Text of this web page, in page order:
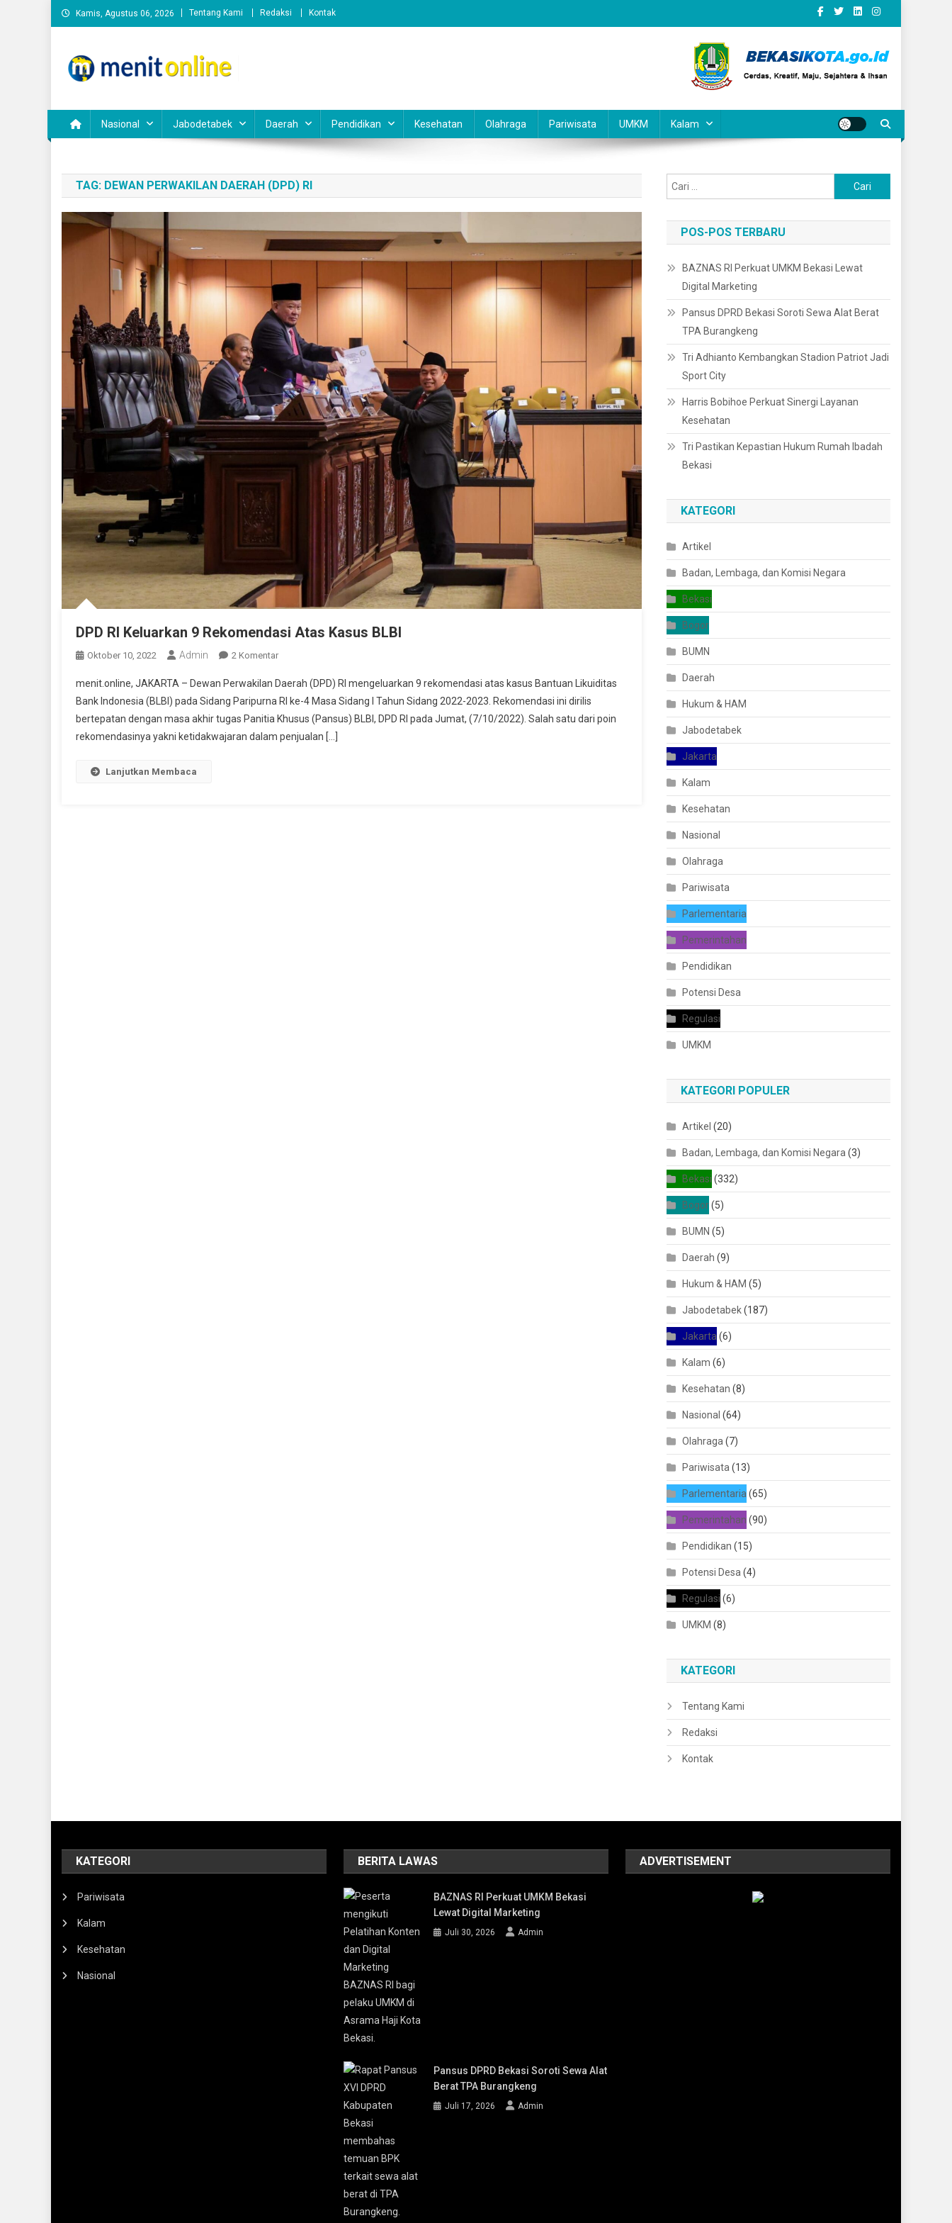
Skip
to
Kamis, Agustus 06, 2026 Tentang Kami Redaksi Kontak
Nasional Jabodetabek Daerah Pendidikan Kesehatan Olahraga Pariwisata UMKM Kalam
TAG: DEWAN PERWAKILAN DAERAH (DPD) RI
DPD RI Keluarkan 9 Rekomendasi Atas Kasus BLBI
Oktober 10, 2022 Admin 2 KomentarPada
RI
Keluarkan
9
Rekomendasi
menit.online, JAKARTA – Dewan Perwakilan Daerah (DPD) RI mengeluarkan 9 rekomendasi atas kasus Bantuan Likuiditas
Bank Indonesia (BLBI) pada Sidang Paripurna RI ke-4 Masa Sidang I Tahun Sidang 2022-2023. Rekomendasi ini dirilis
bertepatan dengan masa akhir tugas Panitia Khusus (Pansus) BLBI, DPD RI pada Jumat, (7/10/2022). Salah satu dari poin
rekomendasinya yakni ketidakwajaran dalam penjualan […]
Lanjutkan Membaca
untuk:
POS-POS TERBARU
BAZNAS RI Perkuat UMKM Bekasi Lewat
Digital Marketing
Pansus DPRD Bekasi Soroti Sewa Alat Berat
TPA Burangkeng
Tri Adhianto Kembangkan Stadion Patriot Jadi
Sport City
Harris Bobihoe Perkuat Sinergi Layanan
Kesehatan
Tri Pastikan Kepastian Hukum Rumah Ibadah
Bekasi
KATEGORI
Artikel
Badan, Lembaga, dan Komisi Negara
Bekasi
Bogor
BUMN
Daerah
Hukum & HAM
Jabodetabek
Jakarta
Kalam
Kesehatan
Nasional
Olahraga
Pariwisata
Parlementaria
Pemerintahan
Pendidikan
Potensi Desa
Regulasi
UMKM
KATEGORI POPULER
Artikel (20)
Badan, Lembaga, dan Komisi Negara (3)
Bekasi (332)
Bogor(5)
BUMN (5)
Daerah (9)
Hukum & HAM (5)
Jabodetabek(187)
Jakarta (6)
Kalam (6)
Kesehatan (8)
Nasional (64)
Olahraga (7)
Pariwisata (13)
Parlementaria (65)
Pemerintahan (90)
Pendidikan (15)
Potensi Desa (4)
Regulasi (6)
UMKM (8)
KATEGORI
Tentang Kami
Redaksi
Kontak
KATEGORI
Pariwisata
Kalam
Kesehatan
Nasional
BERITA LAWAS
BAZNAS RI Perkuat UMKM Bekasi
Lewat Digital Marketing
Juli 30, 2026 Admin
Pansus DPRD Bekasi Soroti Sewa Alat
Berat TPA Burangkeng
Juli 17, 2026 Admin
ADVERTISEMENT